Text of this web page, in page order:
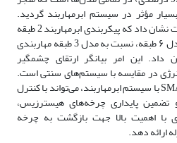
مؤثر در سیستم ابر‌مهاربند گردید.
همچنین، تحلیل منحنی‌های ظرفیت نشان داد که پیکربندی ابر‌مهاربند 2 طبقه
مهاربندی شده، ابر‌مهاربند در مدل ۶ طبقه، نسبت به مدل 3 طبقه مهاربندی
این امر بیانگر ارتقای چشمگیر
در مقایسه با سیستم‌های سنتی است.
این نوآوری ثابت نمود که تلفیق SMA با سیستم ابر‌مهاربند، می‌تواند با کنترل
تضمین پایداری چرخه‌های هیسترزیس،
با اهمیت بالا جهت بازگشت به چرخه
ارائه دهد.